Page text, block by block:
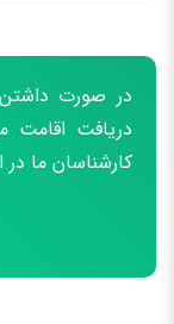
در صورت
دریافت اقامت
کارشناسان ما